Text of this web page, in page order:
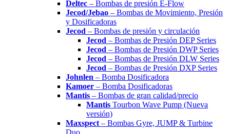
Deltec – Bombas de presión E-Flow
Jecod/Jebao – Bombas de Movimiento, Presión
y Dosificadoras
Jecod – Bombas de presión y circulación
Jecod – Bombas de Presión DEP Series
Jecod – Bombas de Presión DWP Series
Jecod – Bombas de Presión DLW Series
Jecod – Bombas de Presión DXP Series
Johnlen – Bomba Dosificadora
Kamoer – Bomba Dosificadoras
Mantis – Bombas de gran calidad/precio
Mantis Tourbon Wave Pump (Nueva
versión)
Maxspect – Bombas Gyre, JUMP & Turbine
Duo